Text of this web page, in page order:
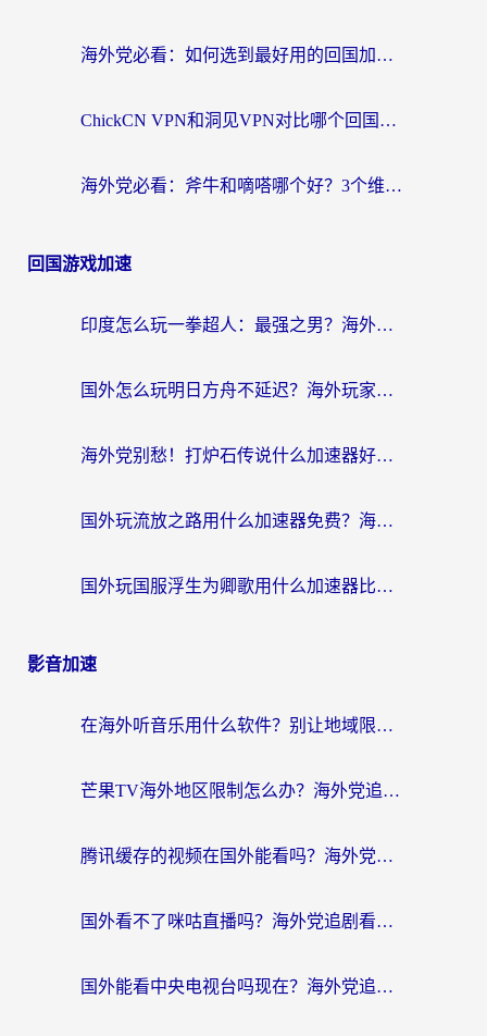
海外党必看：如何选到最好用的回国加速器？从节点到售后的全维度指南
ChickCN VPN和洞见VPN对比哪个回国效果更好？海外党亲测3款加速器+避坑指南
海外党必看：斧牛和嘀嗒哪个好？3个维度教你选对回国加速器
回国游戏加速
印度怎么玩一拳超人：最强之男？海外党国服游戏加速避坑指南
国外怎么玩明日方舟不延迟？海外玩家国服游戏加速终极指南（附DNF梦幻诛仙解决方案）
海外党别愁！打炉石传说什么加速器好用？3个实用技巧解决国服游戏卡顿
国外玩流放之路用什么加速器免费？海外党亲测有效的国服游戏加速指南
国外玩国服浮生为卿歌用什么加速器比较好？海外党亲测不踩坑指南
影音加速
在海外听音乐用什么软件？别让地域限制断了你的华语歌单
芒果TV海外地区限制怎么办？海外党追剧看片的实用加速器选择指南
腾讯缓存的视频在国外能看吗？海外党追剧看片的终极解决方案
国外看不了咪咕直播吗？海外党追剧看片的加速器选择指南
国外能看中央电视台吗现在？海外党追剧看央视的实用指南